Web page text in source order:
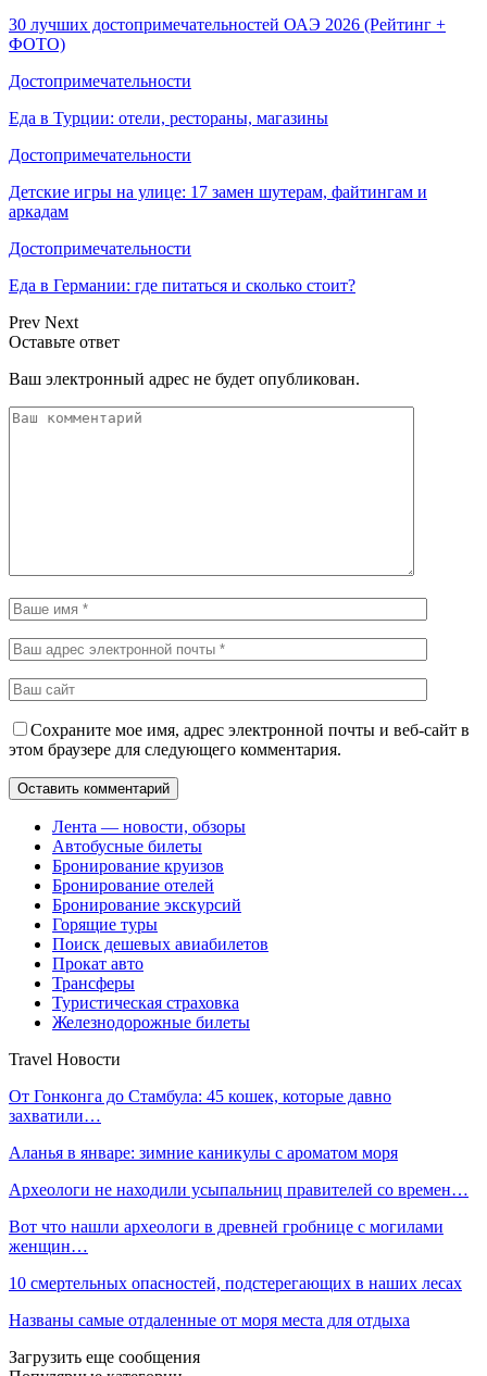
30 лучших достопримечательностей ОАЭ 2026 (Рейтинг +
ФОТО)
Достопримечательности
Еда в Турции: отели, рестораны, магазины
Достопримечательности
Детские игры на улице: 17 замен шутерам, файтингам и
аркадам
Достопримечательности
Еда в Германии: где питаться и сколько стоит?
Prev Next
Оставьте ответ
Ваш электронный адрес не будет опубликован.
Сохраните мое имя, адрес электронной почты и веб-сайт в
этом браузере для следующего комментария.
Лента — новости, обзоры
Автобусные билеты
Бронирование круизов
Бронирование отелей
Бронирование экскурсий
Горящие туры
Поиск дешевых авиабилетов
Прокат авто
Трансферы
Туристическая страховка
Железнодорожные билеты
Travel Новости
От Гонконга до Стамбула: 45 кошек, которые давно
захватили…
Аланья в январе: зимние каникулы с ароматом моря
Археологи не находили усыпальниц правителей со времен…
Вот что нашли археологи в древней гробнице с могилами
женщин…
10 смертельных опасностей, подстерегающих в наших лесах
Названы самые отдаленные от моря места для отдыха
Загрузить еще сообщения